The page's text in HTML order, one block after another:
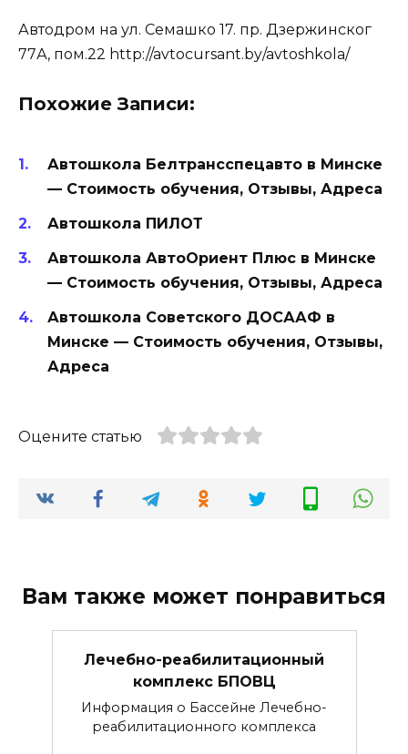
Автодром на ул. Семашко 17. пр. Дзержинског
77А, пом.22 http://avtocursant.by/avtoshkola/
Похожие Записи:
Автошкола Белтрансспецавто в Минске
— Стоимость обучения, Отзывы, Адреса
Автошкола ПИЛОТ
Автошкола АвтоОриент Плюс в Минске
— Стоимость обучения, Отзывы, Адреса
Автошкола Советского ДОСААФ в
Минске — Стоимость обучения, Отзывы,
Адреса
Оцените статью
Вам также может понравиться
Лечебно-реабилитационный
комплекс БПОВЦ
Информация о Бассейне Лечебно-
реабилитационного комплекса